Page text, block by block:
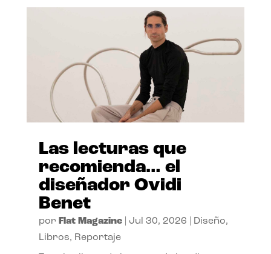
Las lecturas que
recomienda… el
diseñador Ovidi
Benet
por Flat Magazine| Jul 30, 2026 Diseño,
Libros, Reportaje